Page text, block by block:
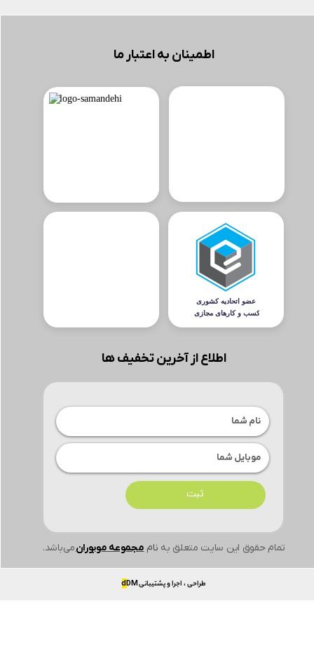
تمام حقوق این سایت متعلق به ناممجموعه موبورانمی‌باشد.
اطمینان به اعتبار ما
اطلاع از آخرین تخفیف ها
ثبت
طراحی ، اجرا و پشتیبانی dDM